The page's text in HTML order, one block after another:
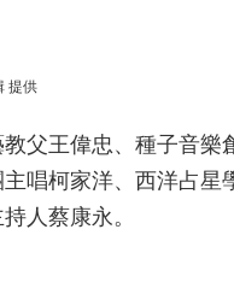
提供
父王偉忠、種子音
唱柯家洋、西洋占
人蔡康永。